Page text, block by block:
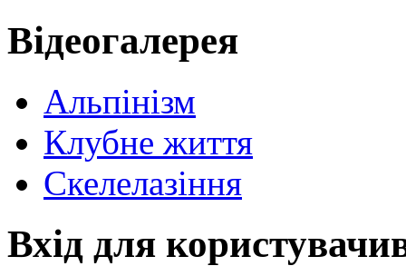
Відеогалерея
Альпінізм
Клубне життя
Скелелазіння
Вхід для